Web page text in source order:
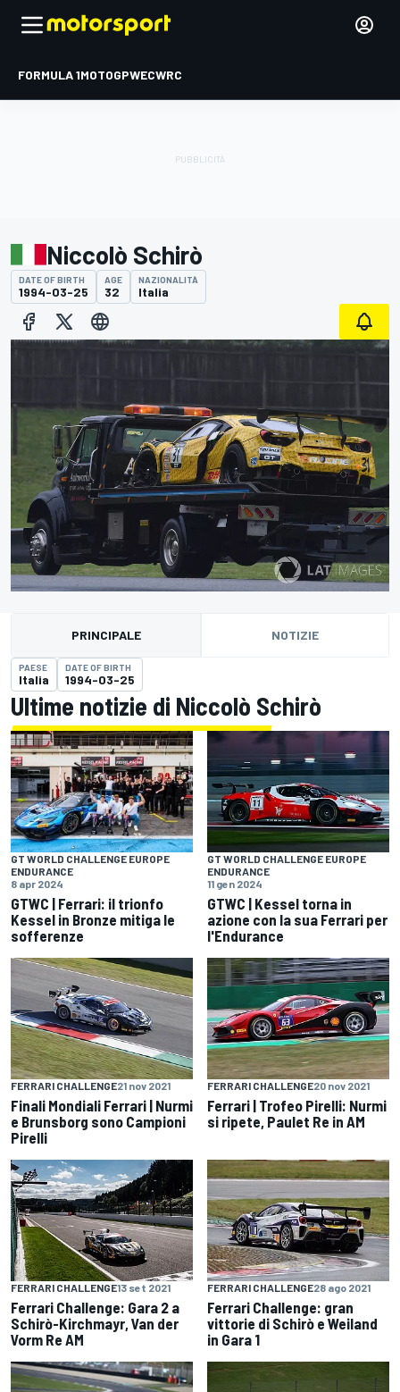
FORMULA 1MOTOGPWECWRC
Niccolò Schirò
DATE OF BIRTH
1994-03-25
AGE
32
NAZIONALITÀ
Italia
PRINCIPALE NOTIZIE
PAESE
Italia
DATE OF BIRTH
1994-03-25
Ultime notizie di Niccolò Schirò
GT WORLD CHALLENGE EUROPE
ENDURANCE
8 apr 2024
GTWC | Ferrari: il trionfo
Kessel in Bronze mitiga le
sofferenze
GT WORLD CHALLENGE EUROPE
ENDURANCE
11 gen 2024
GTWC | Kessel torna in
azione con la sua Ferrari per
l'Endurance
FERRARI CHALLENGE21 nov 2021
Finali Mondiali Ferrari | Nurmi
e Brunsborg sono Campioni
Pirelli
FERRARI CHALLENGE20 nov 2021
Ferrari | Trofeo Pirelli: Nurmi
si ripete, Paulet Re in AM
FERRARI CHALLENGE13 set 2021
Ferrari Challenge: Gara 2 a
Schirò-Kirchmayr, Van der
Vorm Re AM
FERRARI CHALLENGE28 ago 2021
Ferrari Challenge: gran
vittorie di Schirò e Weiland
in Gara 1